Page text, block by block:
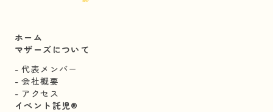
ホーム
マザーズについて
代表メンバー
会社概要
アクセス
イベント託児®︎